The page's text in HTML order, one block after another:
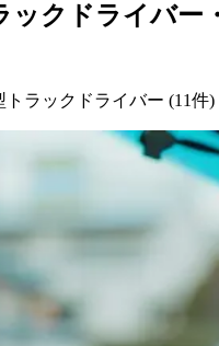
ックドライバー
トラックドライバー (11件)